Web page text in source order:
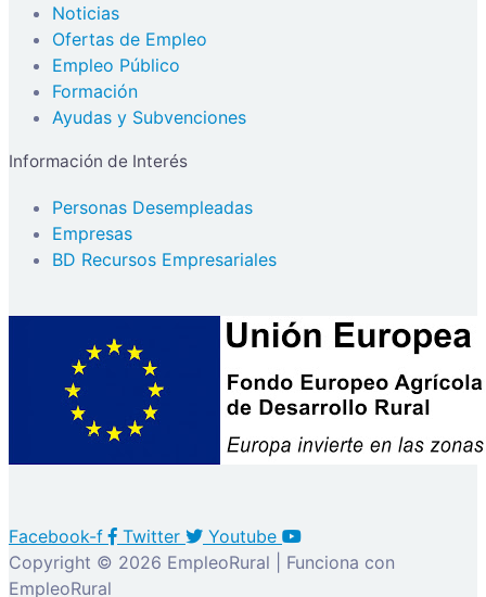
Noticias
Ofertas de Empleo
Empleo Público
Formación
Ayudas y Subvenciones
Información de Interés
Personas Desempleadas
Empresas
BD Recursos Empresariales
Facebook-f Twitter
Youtube
Copyright © 2026 EmpleoRural | Funciona con
EmpleoRural